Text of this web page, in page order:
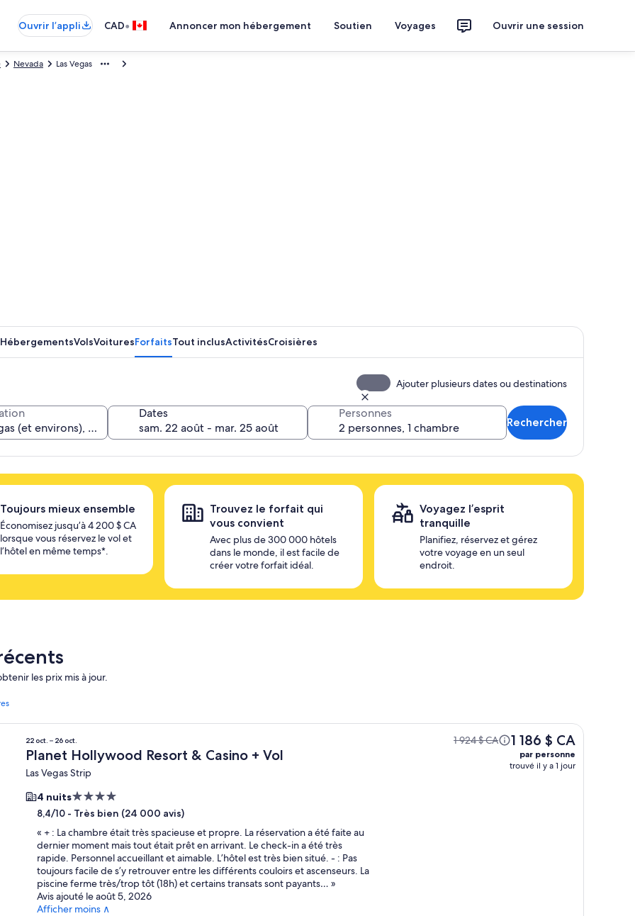
Ouvrir l’appli CAD• Annoncer mon hébergement Soutien Voyages Ouvrir une session
Las Vegas
Nevada
HébergementsVolsVoituresForfaitsTout inclusActivitésCroisières
Ajouter plusieurs dates ou destinations
Dates Personnes
Rechercher
Toujours mieux ensemble
Économisez jusqu’à 4 200 $ CA
lorsque vous réservez le vol et
l’hôtel en même temps*.
Trouvez le forfait qui
vous convient
Avec plus de 300 000 hôtels
dans le monde, il est facile de
créer votre forfait idéal.
Voyagez l’esprit
tranquille
Planifiez, réservez et gérez
votre voyage en un seul
endroit.
les prix mis à jour.
22 oct. – 26 oct.
Planet Hollywood Resort & Casino + Vol
Las Vegas Strip
4 nuitsHébergement
4.0 étoiles
8,4/10 - Très bien (24 000 avis)
« + : La chambre était très spacieuse et propre. La réservation a été faite au
dernier moment mais tout était prêt en arrivant. Le check-in a été très
rapide. Personnel accueillant et aimable. L’hôtel est très bien situé. - : Pas
toujours facile de s’y retrouver entre les différents couloirs et ascenseurs. La
piscine ferme très/trop tôt (18h) et certains transats sont payants… »
Avis ajouté le août 5, 2026
Afficher moins ∧
1 924 $ CA 1 186 $ CA
par personne
trouvé il y a 1 jour